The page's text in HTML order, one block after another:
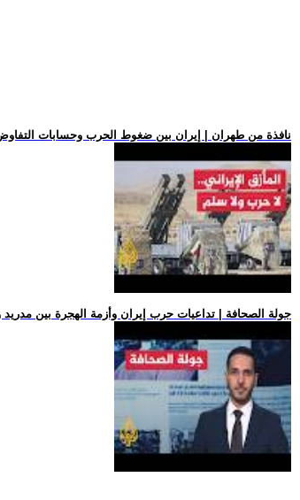
.. نافذة من طهران | إيران بين ضغوط الحرب وحسابات
.. جولة الصحافة | تداعيات حرب إيران وأزمة الهجرة بين مدريد